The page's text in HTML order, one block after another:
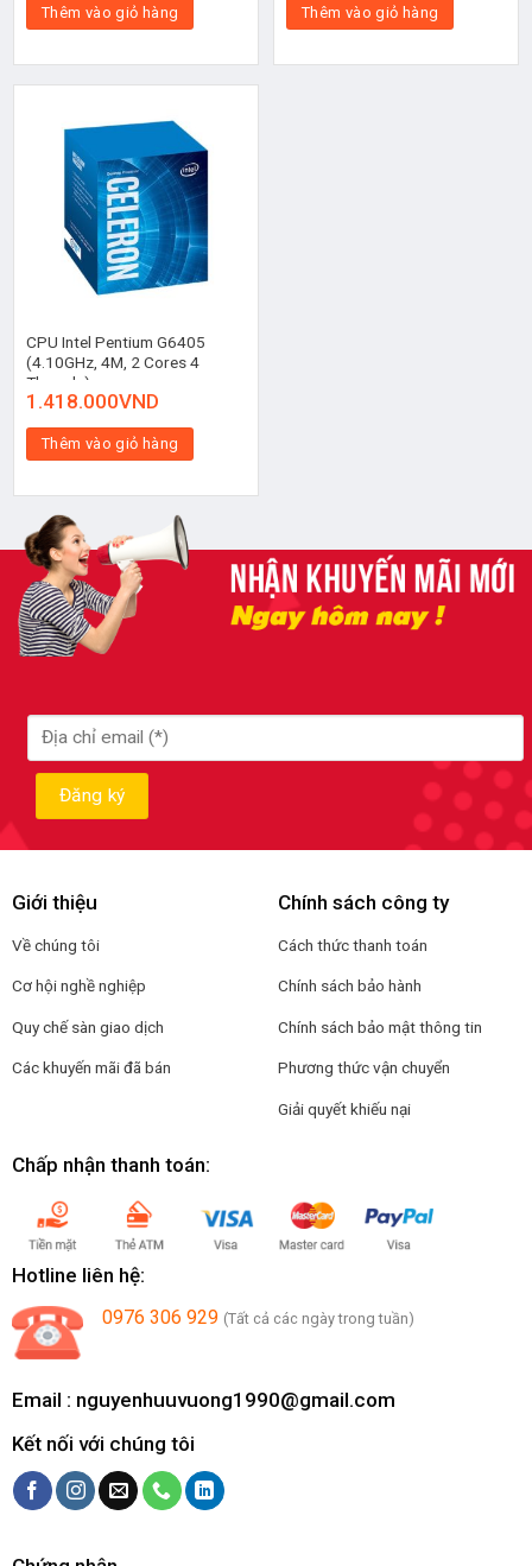
Thêm vào giỏ hàng Thêm vào giỏ hàng
CPU Intel Pentium G6405
(4.10GHz, 4M, 2 Cores 4
Threads)
1.418.000VND
Thêm vào giỏ hàng
Giới thiệu
Về chúng tôi
Cơ hội nghề nghiệp
Quy chế sàn giao dịch
Các khuyến mãi đã bán
Chính sách công ty
Cách thức thanh toán
Chính sách bảo hành
Chính sách bảo mật thông tin
Phương thức vận chuyển
Giải quyết khiếu nại
Chấp nhận thanh toán:
Hotline liên hệ:
0976 306 929 (Tất cả các ngày trong tuần)
Email : nguyenhuuvuong1990@gmail.com
Kết nối với chúng tôi